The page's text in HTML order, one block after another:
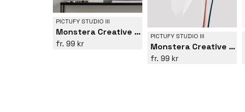
PICTUFY STUDIO III
Monstera Creative 24
99 kr
PICTUFY STUDIO III
Monstera Creative 25
99 kr